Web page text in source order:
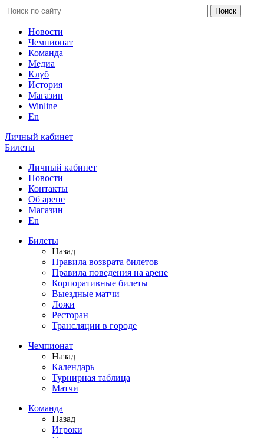
Новости
Чемпионат
Команда
Медиа
Клуб
История
Магазин
Winline
En
Личный кабинет
Билеты
Личный кабинет
Новости
Контакты
Об арене
Магазин
En
Билеты
Назад
Правила возврата билетов
Правила поведения на арене
Корпоративные билеты
Выездные матчи
Ложи
Ресторан
Трансляции в городе
Чемпионат
Назад
Календарь
Турнирная таблица
Матчи
Команда
Назад
Игроки